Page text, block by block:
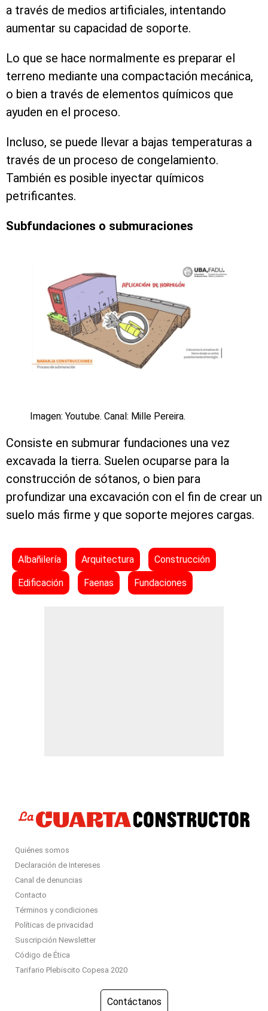
a través de medios artificiales, intentando
aumentar su capacidad de soporte.
Lo que se hace normalmente es preparar el
terreno mediante una compactación mecánica,
o bien a través de elementos químicos que
ayuden en el proceso.
Incluso, se puede llevar a bajas temperaturas a
través de un proceso de congelamiento.
También es posible inyectar químicos
petrificantes.
Subfundaciones o submuraciones
Imagen: Youtube. Canal: Mille Pereira.
Consiste en submurar fundaciones una vez
excavada la tierra. Suelen ocuparse para la
construcción de sótanos, o bien para
profundizar una excavación con el fin de crear un
suelo más firme y que soporte mejores cargas.
Albañilería Arquitectura Construcción
Edificación Faenas Fundaciones
Quiénes somos
Declaración de Intereses
Canal de denuncias
Contacto
Términos y condiciones
Políticas de privacidad
Suscripción Newsletter
Código de Ética
Tarifario Plebiscito Copesa 2020
Contáctanos